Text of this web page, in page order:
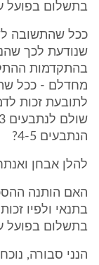
בתשלום בפועל
ככל שהתשובה
מחדלם - ככל
לתובעת זכות
הנתבעים 4-5?
להלן אבחן
בתנאי ולפיו
בתשלום בפועל
הנני סבורה,